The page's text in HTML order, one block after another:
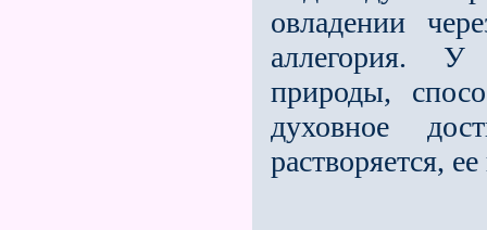
овладении
аллегория. У
природы,
духовное
растворяется,